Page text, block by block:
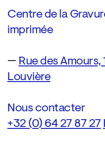
Centre de la
imprimée
— Rue des Amours,
Louvière
Nous contacter
+32 (0) 64 27 87 27